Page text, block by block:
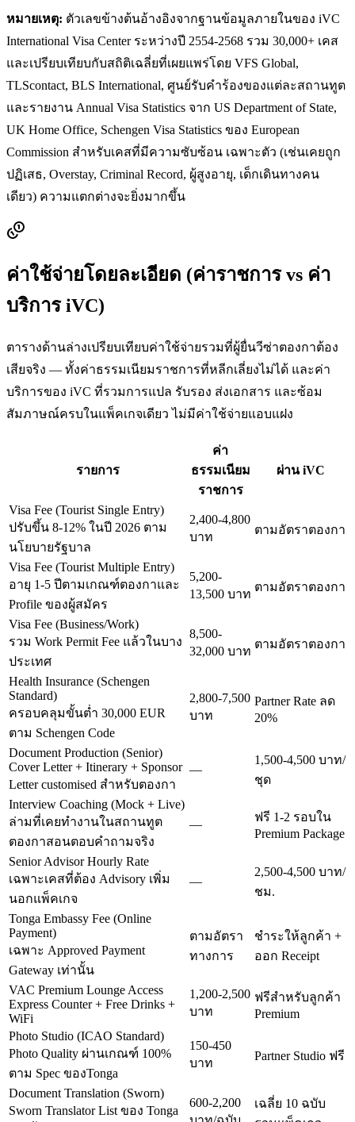
หมายเหตุ: ตัวเลขข้างต้นอ้างอิงจากฐานข้อมูลภายในของ iVC
International Visa Center ระหว่างปี 2554-2568 รวม 30,000+ เคส
และเปรียบเทียบกับสถิติเฉลี่ยที่เผยแพร่โดย VFS Global,
TLScontact, BLS International, ศูนย์รับคำร้องของแต่ละสถานทูต
และรายงาน Annual Visa Statistics จาก US Department of State,
UK Home Office, Schengen Visa Statistics ของ European
Commission สำหรับเคสที่มีความซับซ้อน เฉพาะตัว (เช่นเคยถูก
ปฏิเสธ, Overstay, Criminal Record, ผู้สูงอายุ, เด็กเดินทางคน
เดียว) ความแตกต่างจะยิ่งมากขึ้น
ค่าใช้จ่ายโดยละเอียด (ค่าราชการ vs ค่า
บริการ iVC)
ตารางด้านล่างเปรียบเทียบค่าใช้จ่ายรวมที่ผู้ยื่นวีซ่าตองกาต้อง
เสียจริง — ทั้งค่าธรรมเนียมราชการที่หลีกเลี่ยงไม่ได้ และค่า
บริการของ iVC ที่รวมการแปล รับรอง ส่งเอกสาร และซ้อม
สัมภาษณ์ครบในแพ็คเกจเดียว ไม่มีค่าใช้จ่ายแอบแฝง
รายการ
ค่า
ธรรมเนียม
ราชการ
ผ่าน iVC
Visa Fee (Tourist Single Entry)
ปรับขึ้น 8-12% ในปี 2026 ตาม
นโยบายรัฐบาล
2,400-4,800
บาท
ตามอัตราตองกา
Visa Fee (Tourist Multiple Entry)
อายุ 1-5 ปีตามเกณฑ์ตองกาและ
Profile ของผู้สมัคร
5,200-
13,500 บาท
ตามอัตราตองกา
Visa Fee (Business/Work)
รวม Work Permit Fee แล้วในบาง
ประเทศ
8,500-
32,000 บาท
ตามอัตราตองกา
Health Insurance (Schengen
Standard)
ครอบคลุมขั้นต่ำ 30,000 EUR
ตาม Schengen Code
2,800-7,500
บาท
Partner Rate ลด
20%
Document Production (Senior)
Cover Letter + Itinerary + Sponsor
Letter customised สำหรับตองกา
—
1,500-4,500 บาท/
ชุด
Interview Coaching (Mock + Live)
ล่ามที่เคยทำงานในสถานทูต
ตองกาสอนตอบคำถามจริง
—
ฟรี 1-2 รอบใน
Premium Package
Senior Advisor Hourly Rate
เฉพาะเคสที่ต้อง Advisory เพิ่ม
นอกแพ็คเกจ
—
2,500-4,500 บาท/
ชม.
Tonga Embassy Fee (Online
Payment)
เฉพาะ Approved Payment
Gateway เท่านั้น
ตามอัตรา
ทางการ
ชำระให้ลูกค้า +
ออก Receipt
VAC Premium Lounge Access
Express Counter + Free Drinks +
WiFi
1,200-2,500
บาท
ฟรีสำหรับลูกค้า
Premium
Photo Studio (ICAO Standard)
Photo Quality ผ่านเกณฑ์ 100%
ตาม Spec ของTonga
150-450
บาท
Partner Studio ฟรี
Document Translation (Sworn)
Sworn Translator List ของ Tonga
600-2,200
เฉลี่ย 10 ฉบับ